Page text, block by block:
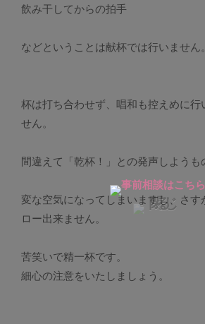
飲み干してからの拍手
などということは献杯では行いません。
杯は打ち合わせず、唱和も控えめに行
せん。
間違えて「乾杯！」との発声しようも
変な空気になってしまいますし、さす
ロー出来ません。
苦笑いで精一杯です。
細心の注意をいたしましょう。